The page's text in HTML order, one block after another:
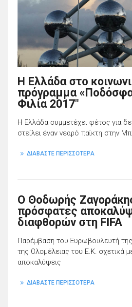
Η Ελλάδα στο
πρόγραμμα
Φιλία 2017″
Η Ελλάδα συμμετέχει φέτος για
στείλει έναν νεαρό παίκτη στην
ΔΙΑΒΑΣΤΕ ΠΕΡΙΣΣΟΤΕΡΑ
Ο Θοδωρής
πρόσφατες
διαφθορών στη FIFA
Παρέμβαση του Ευρωβουλευτή
της Ολομέλειας του Ε.Κ. σχετικά
αποκαλύψεις
ΔΙΑΒΑΣΤΕ ΠΕΡΙΣΣΟΤΕΡΑ